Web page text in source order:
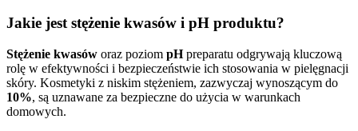
Jakie jest stężenie kwasów i pH produktu?
Stężenie kwasów oraz poziom pHpreparatu odgrywają kluczową
rolę w efektywności i bezpieczeństwie ich stosowania w pielęgnacji
skóry. Kosmetyki z niskim stężeniem, zazwyczaj wynoszącym do
10%, są uznawane za bezpieczne do użycia w warunkach
domowych.